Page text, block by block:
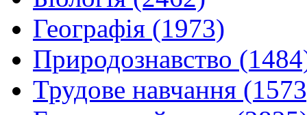
Географія (1973)
Природознавство
Трудове навчання